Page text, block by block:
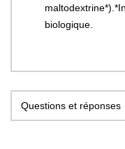
biologique.
Questions et réponses